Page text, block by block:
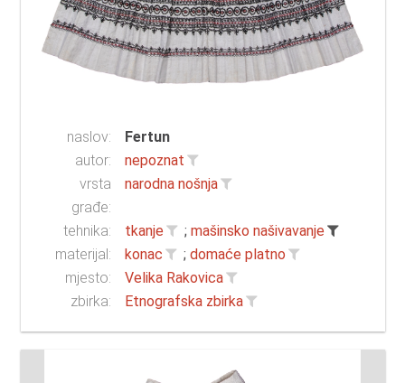
naslov:
Fertun
autor:
nepoznat
vrsta
građe:
narodna nošnja
tehnika: tkanje ; mašinsko našivavanje
materijal:
konac ; domaće platno
mjesto:
Velika Rakovica
zbirka:
Etnografska zbirka